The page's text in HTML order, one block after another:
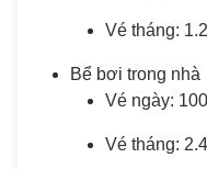
Vé tháng:
Bể bơi trong nhà
Vé ngày:
Vé tháng: